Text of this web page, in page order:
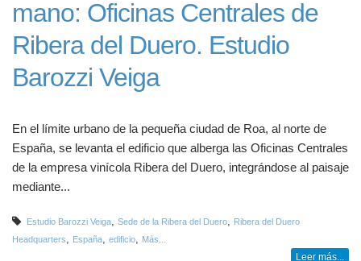
mano: Oficinas Centrales de
Ribera del Duero. Estudio
Barozzi Veiga
En el límite urbano de la pequeña ciudad de Roa, al norte de
España, se levanta el edificio que alberga las Oficinas Centrales
de la empresa vinícola Ribera del Duero, integrándose al paisaje
mediante...
Estudio Barozzi Veiga, Sede de la Ribera del Duero, Ribera del Duero
Headquarters, España, edificio, Más...
Leer más...